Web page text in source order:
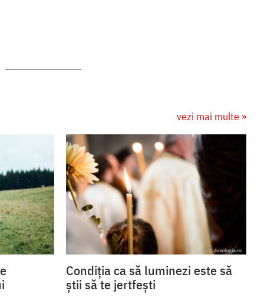
vezi mai multe »
Condiția ca să luminezi este să
știi să te jertfești